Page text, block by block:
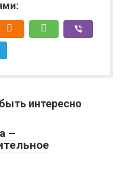
интересно
–